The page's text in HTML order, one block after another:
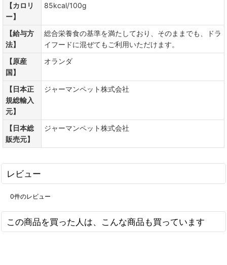
【カロリ
ー】
85kcal/100g
【給与方
法】
総合栄養食の基準を満たしており、そのままでも、ドラ
イフードに混ぜてもご利用いただけます。
【原産
国】
オランダ
【日本正
規総輸入
元】
ジャーマンペット株式会社
【日本総
販売元】
ジャーマンペット株式会社
レビュー
0件のレビュー
この商品を買った人は、こんな商品も買っています